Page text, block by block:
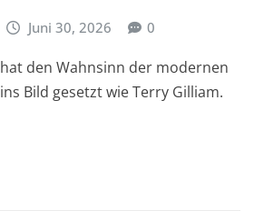
Juni 30, 2026 0
den Wahnsinn der modernen
Bild gesetzt wie Terry Gilliam.